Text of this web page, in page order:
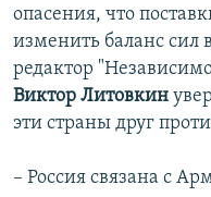
опасения, что
изменить баланс сил
редактор
Виктор Литовкин
эти страны друг
– Россия связана с